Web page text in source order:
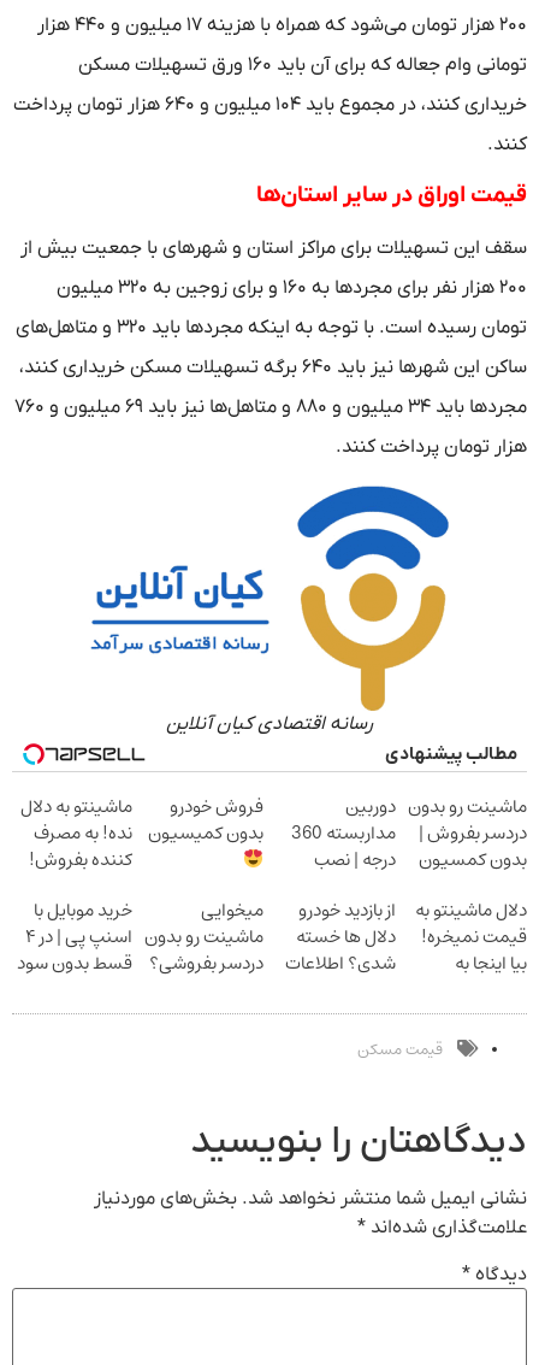
۲۰۰ هزار تومان می‌شود که همراه با هزینه ۱۷ میلیون و ۴۴۰ هزار
تومانی وام جعاله که برای آن باید ۱۶۰ ورق تسهیلات مسکن
خریداری کنند، در مجموع باید ۱۰۴ میلیون و ۶۴۰ هزار تومان پرداخت
کنند.
قیمت اوراق در سایر استان‌ها
سقف این تسهیلات برای مراکز استان و شهرهای با جمعیت بیش از
۲۰۰ هزار نفر برای مجردها به ۱۶۰ و برای زوجین به ۳۲۰ میلیون
تومان رسیده است. با توجه به اینکه مجردها باید ۳۲۰ و متاهل‌های
ساکن این شهرها نیز باید ۶۴۰ برگه تسهیلات مسکن خریداری کنند،
مجردها باید ۳۴ میلیون و ۸۸۰ و متاهل‌ها نیز باید ۶۹ میلیون و ۷۶۰
هزار تومان پرداخت کنند.
رسانه اقتصادی کیان آنلاین
مطالب پیشنهادی
ماشینت رو بدون
دردسر بفروش |
بدون کمسیون
دوربین
مداربسته 360
درجه | نصب
فروش خودرو
بدون کمیسیون
ماشینتو به دلال
نده! به مصرف
کننده بفروش!
یک تماس
دلال ماشینتو به
قیمت نمیخره!
بیا اینجا به
بفروش*فقط
خریدار واقعی*
از بازدید خودرو
دلال ها خسته
شدی؟ اطلاعات
ثبت کن
میخوایی
ماشینت رو بدون
دردسر بفروشی؟
خرید موبایل با
اسنپ پی | در ۴
قسط بدون سود
قیمت مسکن
دیدگاهتان را بنویسید
نشانی ایمیل شما منتشر نخواهد شد. بخش‌های موردنیاز
علامت‌گذاری شده‌اند *
دیدگاه *